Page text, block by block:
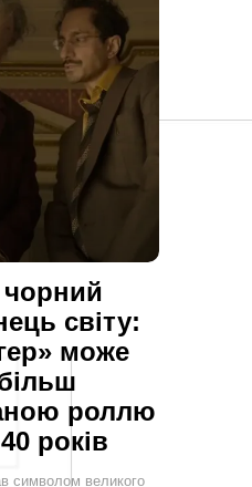
світу:
може
роллю
років
символом великого